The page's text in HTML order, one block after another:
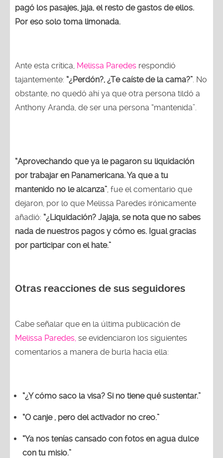
pagó los pasajes, jaja, el resto de gastos de ellos.
Por eso solo toma limonada.
Ante esta crítica, Melissa Paredes respondió
tajantemente: “¿Perdón?, ¿Te caíste de la cama?” . No
obstante, no quedó ahí ya que otra persona tildó a
Anthony Aranda, de ser una persona “mantenida”.
“Aprovechando que ya le pagaron su liquidación
por trabajar en Panamericana. Ya que a tu
mantenido no le alcanza” , fue el comentario que
dejaron, por lo que Melissa Paredes irónicamente
añadió: “¿Liquidación? Jajaja, se nota que no sabes
nada de nuestros pagos y cómo es. Igual gracias
por participar con el hate.”
Otras reacciones de sus seguidores
Cabe señalar que en la última publicación de
Melissa Paredes, se evidenciaron los siguientes
comentarios a manera de burla hacia ella:
“¿Y cómo saco la visa? Si no tiene qué sustentar.”
“O canje , pero del activador no creo.”
“Ya nos tenías cansado con fotos en agua dulce
con tu misio.”